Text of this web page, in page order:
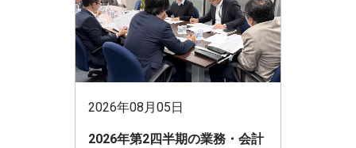
2026年08月05日
2026年第2四半期の業務・会計